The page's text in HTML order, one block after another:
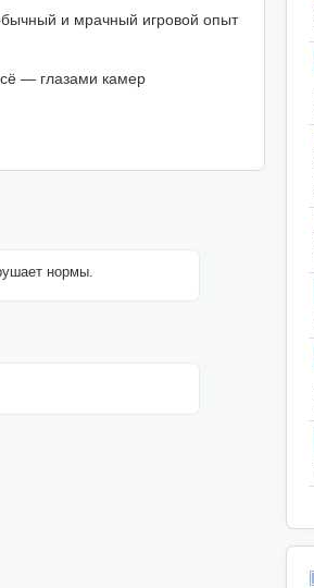
и мрачный игровой опыт
— глазами камер
нормы.